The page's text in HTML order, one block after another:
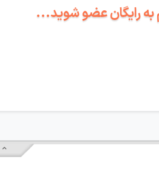
به رایگان عضو شوید...